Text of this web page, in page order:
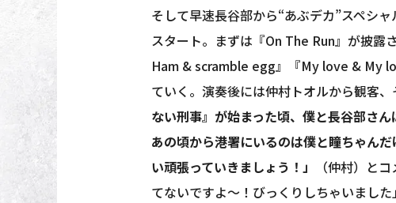
そして早速長谷部から“あぶデカ”スペシ
スタート。まずは『On The Run』が披露
Ham & scramble egg』『My love & My
ていく。演奏後には仲村トオルから観客
ない刑事』が始まった頃、僕と長谷部さ
あの頃から港署にいるのは僕と瞳ちゃん
い頑張っていきましょう！」
（仲村）と
てないですよ〜！びっくりしちゃいました